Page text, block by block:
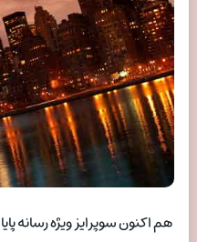
هم اکنون سوپرایز ویژه رسانه